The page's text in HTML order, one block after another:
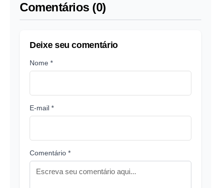
Comentários (0)
Deixe seu comentário
Nome *
E-mail *
Comentário *